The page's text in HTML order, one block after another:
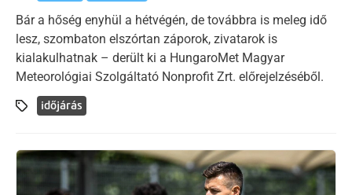
Bár a hőség enyhül a hétvégén, de továbbra is meleg idő
lesz, szombaton elszórtan záporok, zivatarok is
kialakulhatnak – derült ki a HungaroMet Magyar
Meteorológiai Szolgáltató Nonprofit Zrt. előrejelzéséből.
időjárás